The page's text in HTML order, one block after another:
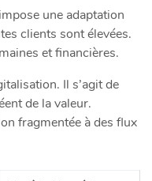
impose une adaptation
clients sont élevées.
et financières.
Il s’agit de
de la valeur.
fragmentée à des flux